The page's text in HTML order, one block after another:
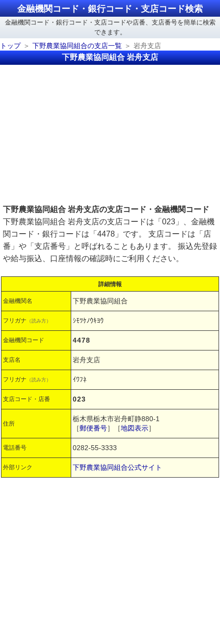
金融機関コード・銀行コード・支店コード検索
金融機関コード・銀行コード・支店コードや店番、支店番号を簡単に検索
できます。
トップ
下野農業協同組合の支店一覧 岩舟支店
下野農業協同組合 岩舟支店
下野農業協同組合 岩舟支店の支店コード・金融機関コード
下野農業協同組合 岩舟支店の支店コードは「023」、金融機
関コード・銀行コードは「4478」です。 支店コードは「店
番」や「支店番号」と呼ばれることもあります。 振込先登録
や給与振込、口座情報の確認時にご利用ください。
詳細情報
金融機関名 下野農業協同組合
フリガナ （読み方） ｼﾓﾂｹﾉｳｷﾖｳ
金融機関コード 4478
支店名 岩舟支店
フリガナ （読み方） ｲﾜﾌﾈ
支店コード・店番 023
住所
栃木県栃木市岩舟町静880-1
［郵便番号］［地図表示］
電話番号 0282-55-3333
外部リンク 下野農業協同組合公式サイト